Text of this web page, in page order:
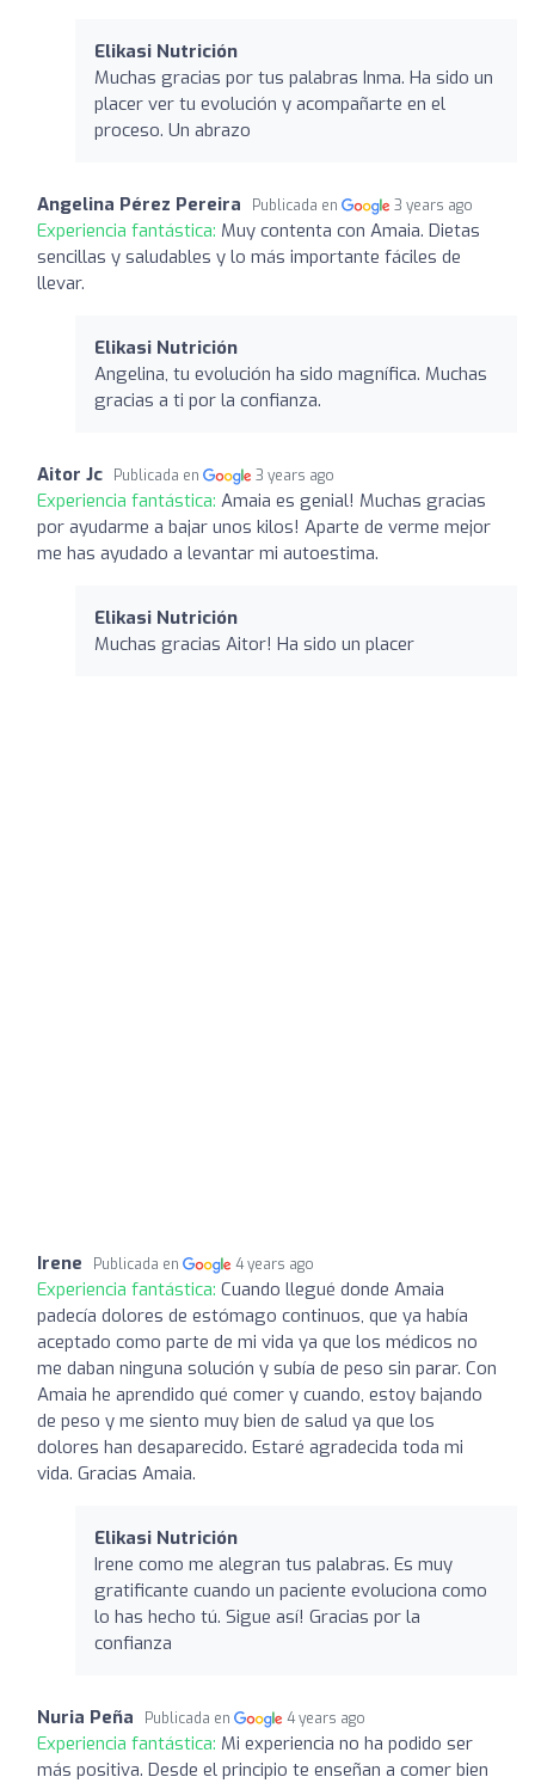
Elikasi Nutrición
Muchas gracias por tus palabras Inma. Ha sido un
placer ver tu evolución y acompañarte en el
proceso. Un abrazo
Angelina Pérez Pereira Publicada en 3 years ago
Experiencia fantástica: Muy contenta con Amaia. Dietas
sencillas y saludables y lo más importante fáciles de
llevar.
Elikasi Nutrición
Angelina, tu evolución ha sido magnífica. Muchas
gracias a ti por la confianza.
Aitor Jc Publicada en 3 years ago
Experiencia fantástica: Amaia es genial! Muchas gracias
por ayudarme a bajar unos kilos! Aparte de verme mejor
me has ayudado a levantar mi autoestima.
Elikasi Nutrición
Muchas gracias Aitor! Ha sido un placer
Irene Publicada en 4 years ago
Experiencia fantástica: Cuando llegué donde Amaia
padecía dolores de estómago continuos, que ya había
aceptado como parte de mi vida ya que los médicos no
me daban ninguna solución y subía de peso sin parar. Con
Amaia he aprendido qué comer y cuando, estoy bajando
de peso y me siento muy bien de salud ya que los
dolores han desaparecido. Estaré agradecida toda mi
vida. Gracias Amaia.
Elikasi Nutrición
Irene como me alegran tus palabras. Es muy
gratificante cuando un paciente evoluciona como
lo has hecho tú. Sigue así! Gracias por la
confianza
Nuria Peña Publicada en 4 years ago
Experiencia fantástica: Mi experiencia no ha podido ser
más positiva. Desde el principio te enseñan a comer bien